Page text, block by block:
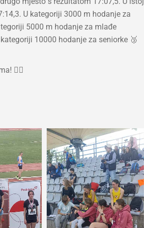
U kategoriji 3000 m hodanje za
5000 m hodanje za mlađe
10000 hodanje za seniorke 🥉
❤️‍🔥